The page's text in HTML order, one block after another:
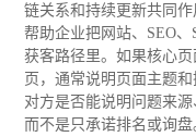
链关系和持续更新共同
帮助企业把网站、SEO
获客路径里。如果核心
页，通常说明页面主题
对方是否能说明问题来
而不是只承诺排名或询